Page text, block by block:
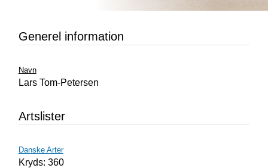
Generel information
Navn
Lars Tom-Petersen
Artslister
Danske Arter
Kryds: 360